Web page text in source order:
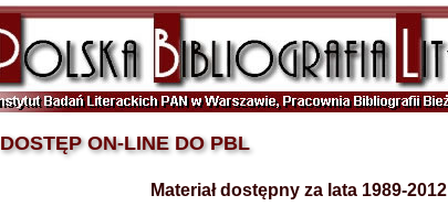
DOSTĘP ON-LINE DO PBL
Materiał dostępny za lata 1989-2012